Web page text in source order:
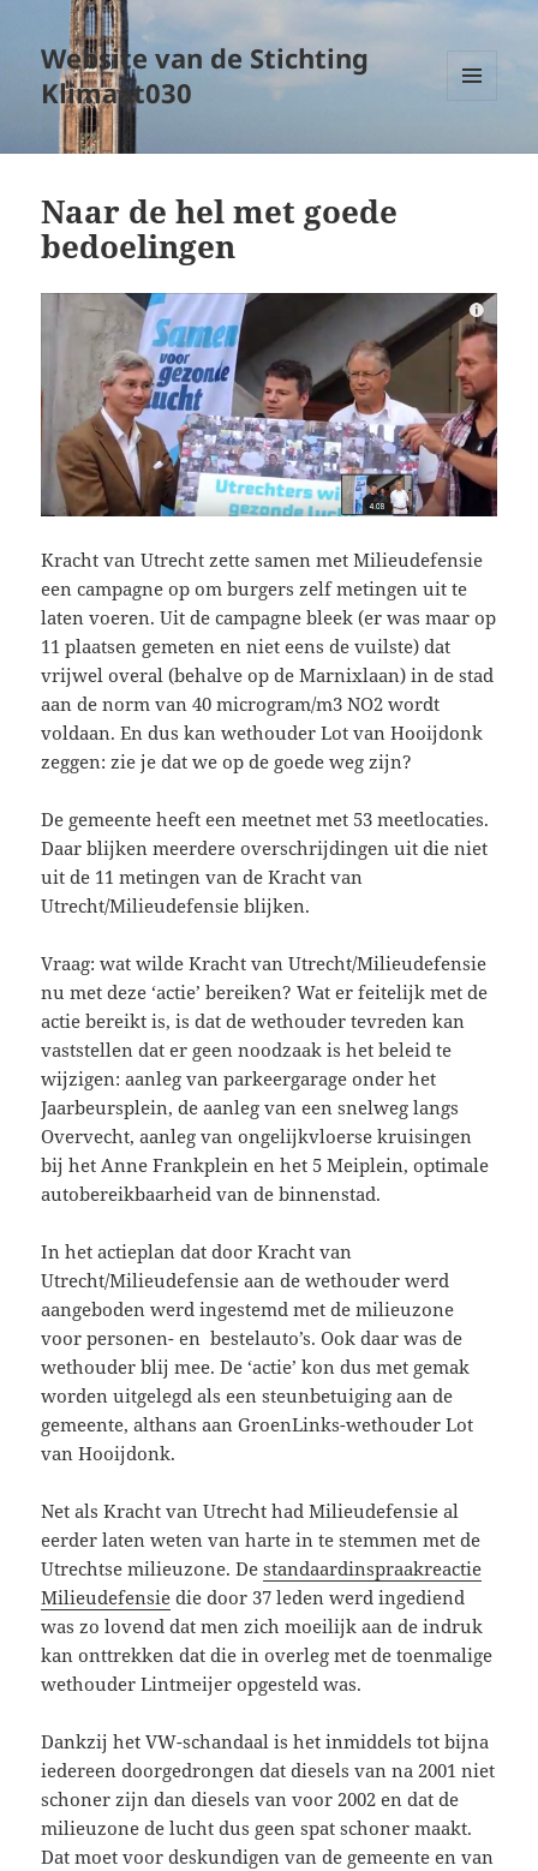
Website van de Stichting
Klimaat030
WIDGETS
Naar de hel met goede
bedoelingen
Kracht van Utrecht zette samen met Milieudefensie
een campagne op om burgers zelf metingen uit te
laten voeren. Uit de campagne bleek (er was maar op
11 plaatsen gemeten en niet eens de vuilste) dat
vrijwel overal (behalve op de Marnixlaan) in de stad
aan de norm van 40 microgram/m3 NO2 wordt
voldaan. En dus kan wethouder Lot van Hooijdonk
zeggen: zie je dat we op de goede weg zijn?
De gemeente heeft een meetnet met 53 meetlocaties.
Daar blijken meerdere overschrijdingen uit die niet
uit de 11 metingen van de Kracht van
Utrecht/Milieudefensie blijken.
Vraag: wat wilde Kracht van Utrecht/Milieudefensie
nu met deze ‘actie’ bereiken? Wat er feitelijk met de
actie bereikt is, is dat de wethouder tevreden kan
vaststellen dat er geen noodzaak is het beleid te
wijzigen: aanleg van parkeergarage onder het
Jaarbeursplein, de aanleg van een snelweg langs
Overvecht, aanleg van ongelijkvloerse kruisingen
bij het Anne Frankplein en het 5 Meiplein, optimale
autobereikbaarheid van de binnenstad.
In het actieplan dat door Kracht van
Utrecht/Milieudefensie aan de wethouder werd
aangeboden werd ingestemd met de milieuzone
voor personen- en bestelauto’s. Ook daar was de
wethouder blij mee. De ‘actie’ kon dus met gemak
worden uitgelegd als een steunbetuiging aan de
gemeente, althans aan GroenLinks-wethouder Lot
van Hooijdonk.
Net als Kracht van Utrecht had Milieudefensie al
eerder laten weten van harte in te stemmen met de
Utrechtse milieuzone. Destandaardinspraakreactie
Milieudefensie die door 37 leden werd ingediend
was zo lovend dat men zich moeilijk aan de indruk
kan onttrekken dat die in overleg met de toenmalige
wethouder Lintmeijer opgesteld was.
Dankzij het VW-schandaal is het inmiddels tot bijna
iedereen doorgedrongen dat diesels van na 2001 niet
schoner zijn dan diesels van voor 2002 en dat de
milieuzone de lucht dus geen spat schoner maakt.
Dat moet voor deskundigen van de gemeente en van